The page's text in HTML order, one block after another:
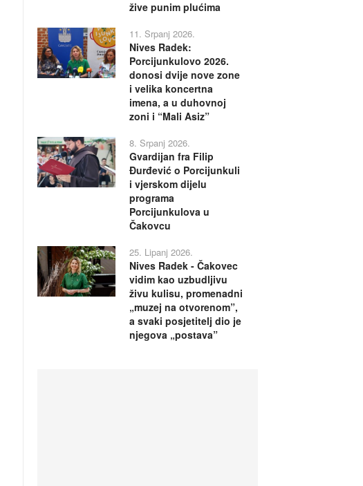
žive punim plućima
11. Srpanj 2026.
Nives Radek:
Porcijunkulovo 2026.
donosi dvije nove zone
i velika koncertna
imena, a u duhovnoj
zoni i “Mali Asiz”
8. Srpanj 2026.
Gvardijan fra Filip
Đurđević o Porcijunkuli
i vjerskom dijelu
programa
Porcijunkulova u
Čakovcu
25. Lipanj 2026.
Nives Radek - Čakovec
vidim kao uzbudljivu
živu kulisu, promenadni
„muzej na otvorenom”,
a svaki posjetitelj dio je
njegova „postava”